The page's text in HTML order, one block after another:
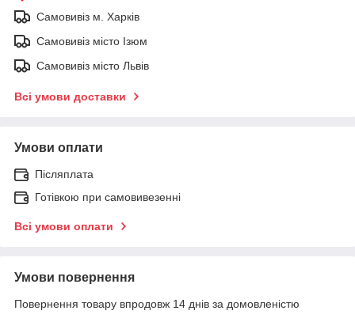
Самовивіз м. Харків
Самовивіз місто Ізюм
Самовивіз місто Львів
Всі умови доставки
Умови оплати
Післяплата
Готівкою при самовивезенні
Всі умови оплати
Умови повернення
Повернення товару впродовж 14 днів за домовленістю